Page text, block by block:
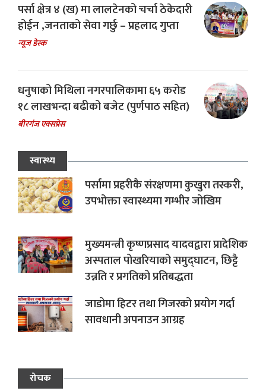
पर्सा क्षेत्र ४ (ख) मा लालटेनको चर्चा ठेकेदारी
होईन ,जनताको सेवा गर्छु – प्रहलाद गुप्ता
न्यूज डेस्क
धनुषाको मिथिला नगरपालिकामा ६५ करोड
१८ लाखभन्दा बढीको बजेट (पुर्णपाठ सहित)
बीरगंज एक्सप्रेस
स्वास्थ्य
पर्सामा प्रहरीकै संरक्षणमा कुखुरा तस्करी,
उपभोक्ता स्वास्थ्यमा गम्भीर जोखिम
मुख्यमन्त्री कृष्णप्रसाद यादवद्वारा प्रादेशिक
अस्पताल पोखरियाको समुद्घाटन, छिट्टै
उन्नति र प्रगतिको प्रतिबद्धता
जाडोमा हिटर तथा गिजरको प्रयोग गर्दा
सावधानी अपनाउन आग्रह
रोचक